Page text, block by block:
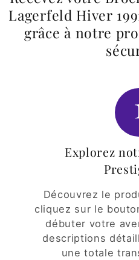
Lagerfeld Hiver
grâce à notre
Explorez
Découvrez le
cliquez sur le
débuter votre
descriptions
une totale